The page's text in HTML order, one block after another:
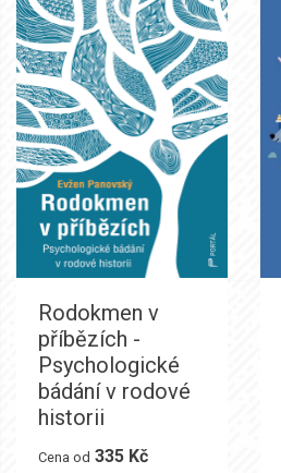
Rodokmen v
příbězích -
Psychologické
bádání v rodové
historii
Cena od 335 Kč